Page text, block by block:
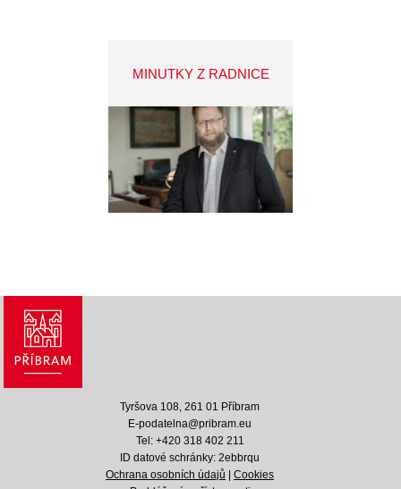
MINUTKY Z RADNICE
Tyršova 108, 261 01 Příbram
E-podatelna@pribram.eu
Tel: +420 318 402 211
ID datové schránky: 2ebbrqu
Ochrana osobních údajů |Cookies